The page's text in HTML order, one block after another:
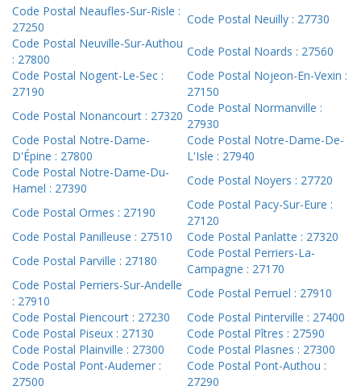
Code Postal Neaufles-Sur-Risle :
27250
Code Postal Neuilly : 27730
Code Postal Neuville-Sur-Authou
: 27800
Code Postal Noards : 27560
Code Postal Nogent-Le-Sec :
27190
Code Postal Nojeon-En-Vexin :
27150
Code Postal Nonancourt : 27320
Code Postal Normanville :
27930
Code Postal Notre-Dame-
D'Épine : 27800
Code Postal Notre-Dame-De-
L'Isle : 27940
Code Postal Notre-Dame-Du-
Hamel : 27390
Code Postal Noyers : 27720
Code Postal Ormes : 27190
Code Postal Pacy-Sur-Eure :
27120
Code Postal Panilleuse : 27510
Code Postal Panlatte : 27320
Code Postal Parville : 27180
Code Postal Perriers-La-
Campagne : 27170
Code Postal Perriers-Sur-Andelle
: 27910
Code Postal Perruel : 27910
Code Postal Piencourt : 27230
Code Postal Pinterville : 27400
Code Postal Piseux : 27130
Code Postal Pîtres : 27590
Code Postal Plainville : 27300
Code Postal Plasnes : 27300
Code Postal Pont-Audemer :
27500
Code Postal Pont-Authou :
27290